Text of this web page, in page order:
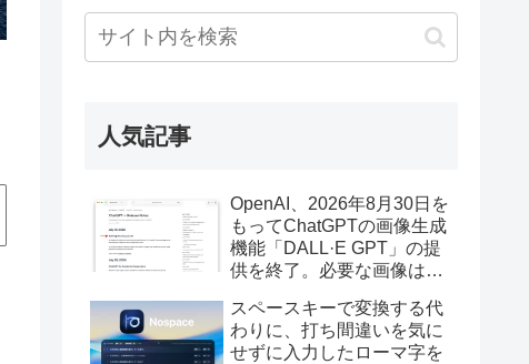
人気記事
OpenAI、2026年8月30日を
もってChatGPTの画像生成
機能「DALL·E GPT」の提
供を終了。必要な画像は期
スペースキーで変換する代
わりに、打ち間違いを気に
せずに入力したローマ字を